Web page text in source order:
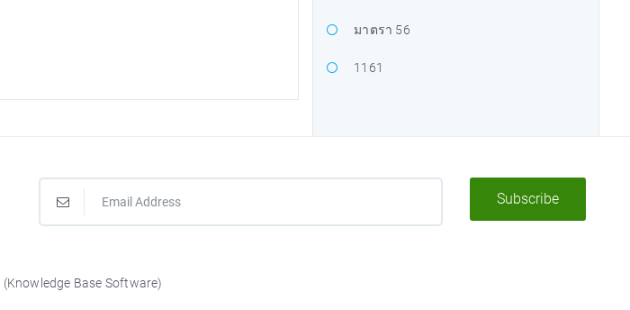
มาตรา 56
1161
Subscribe
(Knowledge Base Software)